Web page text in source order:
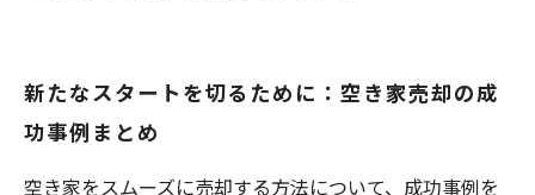
新たなスタートを切るために：空き家売却の成
功事例まとめ
空き家をスムーズに売却する方法について、成功事例を